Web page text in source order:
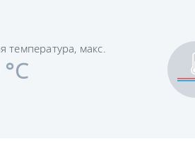
температура, макс.